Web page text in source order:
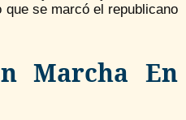
se marcó el republicano
Marcha En